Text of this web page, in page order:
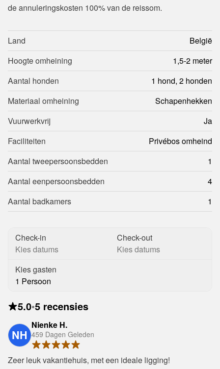
de annuleringskosten 100% van de reissom.
Land
België
Hoogte omheining
1,5-2 meter
Aantal honden
1 hond, 2 honden
Materiaal omheining
Schapenhekken
Vuurwerkvrij
Ja
Faciliteiten
Privébos omheind
Aantal tweepersoonsbedden
1
Aantal eenpersoonsbedden
4
Aantal badkamers
1
Check-in
Kies datums
Check-out
Kies datums
Kies gasten
1 Persoon
5.0•5 recensies
NH
Nienke H.
459 Dagen Geleden
Zeer leuk vakantiehuis, met een ideale ligging!